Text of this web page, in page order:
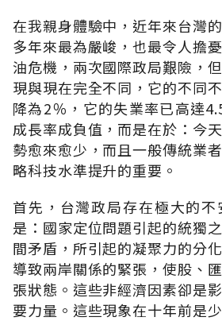
在我親身體驗中，近年來台灣
多年來最為嚴峻，也最令人擔
油危機，兩次國際政局艱險，
現與現在完全不同，它的不同
降為2％，它的失業率已高達
成長率成負值，而是在於：今
勢愈來愈少，而且一般傳統業
略科技水準提升的重要。
首先，台灣政局存在極大的
是：國家定位問題引起的統獨
間矛盾，所引起的凝聚力的分
導致兩岸關係的緊張，使股、
張狀態。這些非經濟因素卻是
要力量。這些現象在十年前是